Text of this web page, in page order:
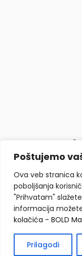
Poštujemo
Ova veb stranica
poboljšanja
"Prihvatam"
informacija
kolačića - BOLD
Prilagodi
O
Copyright ©